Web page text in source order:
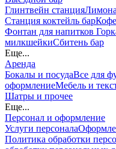
Глинтвейн станция
Станция коктейль бар
Фонтан для напитков
милкшейкиСбитень бар
Еще...
Аренда
Бокалы и посудаВсе для
оформлениеМебель и
Шатры и прочее
Еще...
Персонал и оформление
Услуги персонала
Политика обработки